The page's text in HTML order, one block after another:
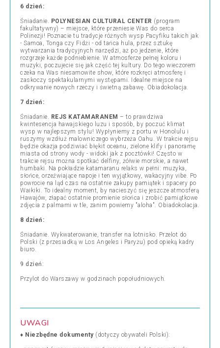
6 dzień:
Śniadanie. POLYNESIAN CULTURAL CENTER (program
fakultatywny) – miejsce, które przeniesie Was do serca
Polinezji! Poznacie tu tradycje różnych wysp Pacyfiku takich jak
- Samoa, Tonga czy Fidżi - od tańca hula, przez sztukę
wytwarzania tradycyjnych narzędzi, aż po jedzenie, które
rozgrzeje każde podniebienie. W atmosferze pełnej koloru i
muzyki, poczujecie się jak część tej kultury. Do tego wieczorem
czeka na Was niesamowite show, które rozkręci atmosferę i
zaskoczy spektakularnymi występami. Idealne miejsce na
odkrywanie nowych rzeczy i świetną zabawę. Obiadokolacja.
7 dzień:
Śniadanie. REJS KATAMARANEM – to prawdziwa
kwintesencja hawajskiego luzu i sposób, by poczuć klimat
wysp w najlepszym stylu! Wypłyniemy z portu w Honolulu i
ruszymy wzdłuż malowniczego wybrzeża Oahu. W trakcie rejsu
będzie okazja podziwiać błękit oceanu, zielone klify i panoramę
miasta od strony wody - widoki jak z pocztówki! Często w
trakcie rejsu można spotkać delfiny, żółwie morskie, a nawet
humbaki. Na pokładzie katamaranu relaks w pełni: muzyka,
słońce, orzeźwiające napoje i ten wyjątkowy, wakacyjny vibe. Po
powrocie na ląd czas na ostatnie zakupy pamiątek i spacery po
Waikiki. To idealny moment, by nacieszyć się jeszcze atmosferą
Hawajów, złapać ostatnie promienie słońca i zrobić pamiątkowe
zdjęcia z palmami w tle, zanim powiemy "aloha". Obiadokolacja.
8 dzień:
Śniadanie. Wykwaterowanie, transfer na lotnisko. Przelot do
Polski (z przesiadką w Los Angeles i Paryżu) pod opieką kadry
biuro.
9 dzień:
Przylot do Warszawy w godzinach popołudniowych.
UWAGI
♦ Niezbędne dokumenty(dotyczy obywateli Polski):